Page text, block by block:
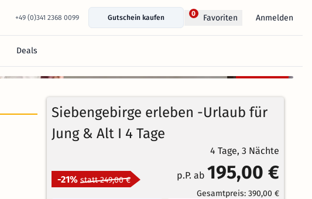
+49 (0)341 2368 0099 Gutschein kaufen
0 Favoriten Anmelden
Deals
96%
Weiterempfehlung
Bewertungen
3.8 /5
stornierbar
Siebengebirge erleben -Urlaub für
Jung & Alt I 4 Tage
4 Tage, 3 Nächte
-21% statt 249,00 € p.P. ab 195,00 €
Gesamtpreis: 390,00 €